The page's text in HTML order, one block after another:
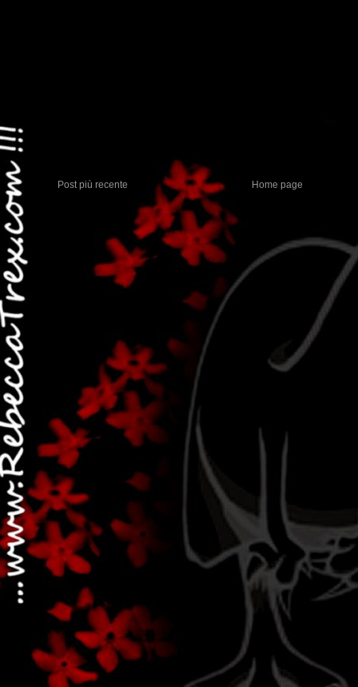
Post più recente Home page